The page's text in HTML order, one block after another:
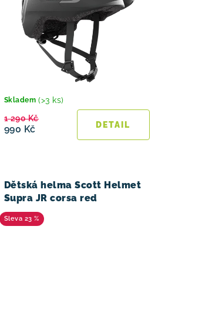
Skladem (>3 ks)
990 Kč
1 290 Kč
Dětská helma Scott Helmet
Supra JR corsa red
23 %